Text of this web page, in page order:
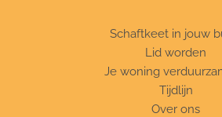
Schaftkeet in jouw
Lid worden
Je woning
Tijdlijn
Over ons